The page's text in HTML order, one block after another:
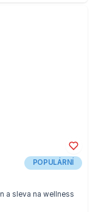
POPULÁRNÍ
a sleva na wellness